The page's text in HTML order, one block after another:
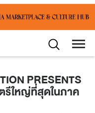
PRESENTS
รีใหญ่ที่สุดในภาค